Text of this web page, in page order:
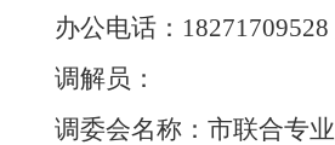
办公电话：
调解员：
调委会名称： 市联合专